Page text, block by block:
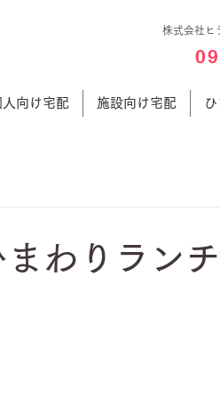
株式会社ヒ
人向け宅配 施設向け宅配
わりランチ